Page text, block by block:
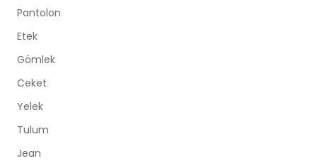
Pantolon
Etek
Gömlek
Ceket
Yelek
Tulum
Jean